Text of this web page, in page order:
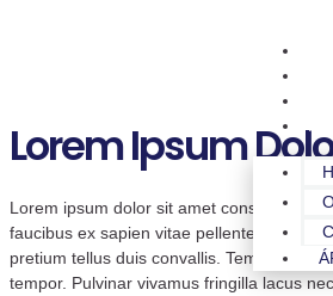
Lorem Ipsum
Lorem ipsum dolor sit amet consectetur
faucibus ex sapien vitae pellentesque
pretium tellus duis convallis. Tempus leo
tempor. Pulvinar vivamus fringilla lacus